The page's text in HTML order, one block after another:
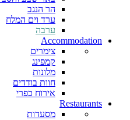
הר הנגב
ערד וים המלח
ערבה
Accommodation
צימרים
קמפינג
מלונות
חוות בודדים
אירוח כפרי
Restaurants
מסעדות